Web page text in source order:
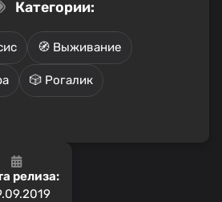
Категории:
🧭 Выживание
🎲 Рогалик
релиза: